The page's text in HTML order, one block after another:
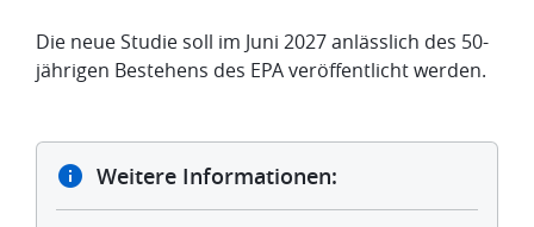
Die neue Studie soll im Juni 2027 anlässlich des 50-
jährigen Bestehens des EPA veröffentlicht werden.
Weitere Informationen: